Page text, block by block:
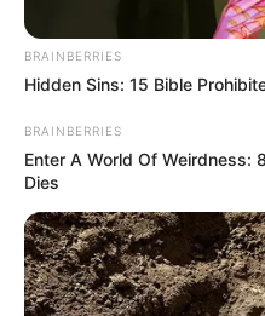
BRAINBERRIES
Hidden Sins: 15 Bible
BRAINBERRIES
Enter A World Of Weirdness:
Dies